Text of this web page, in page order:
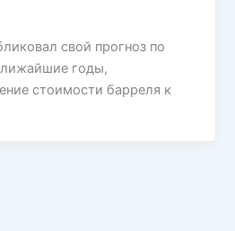
свой прогноз по
годы,
стоимости барреля к